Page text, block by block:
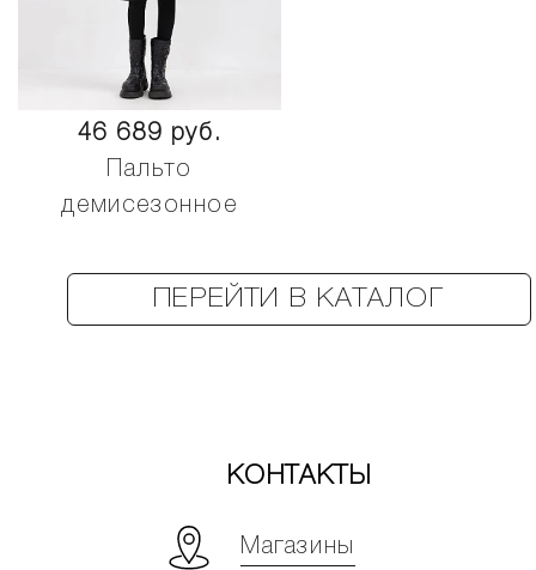
46 689 руб.
Пальто
демисезонное
ПЕРЕЙТИ В КАТАЛОГ
КОНТАКТЫ
Магазины